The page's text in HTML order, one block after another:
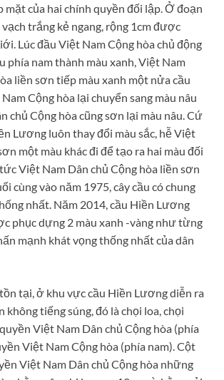
mặt của hai chính quyền đối lập. Ở đoạn
trắng kẻ ngang, rộng 1cm được
Lúc đầu Việt Nam Cộng hòa chủ động
phía nam thành màu xanh, Việt Nam
liền sơn tiếp màu xanh một nửa cầu
Cộng hòa lại chuyển sang màu nâu
chủ Cộng hòa cũng sơn lại màu nâu. Cứ
Lương luôn thay đổi màu sắc, hễ Việt
một màu khác đi để tạo ra hai màu đối
Việt Nam Dân chủ Cộng hòa liền sơn
cùng vào năm 1975, cây cầu có chung
nhất. Năm 2014, cầu Hiền Lương
phục dựng 2 màu xanh -vàng như từng
mạnh khát vọng thống nhất của dân
tại, ở khu vực cầu Hiền Lương diễn ra
không tiếng súng, đó là chọi loa, chọi
Việt Nam Dân chủ Cộng hòa (phía
Việt Nam Cộng hòa (phía nam). Cột
Việt Nam Dân chủ Cộng hòa những